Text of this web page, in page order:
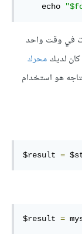
    echo
في وقت واحد
كان لديكمحرك
هو استخدام
$result =
$result =